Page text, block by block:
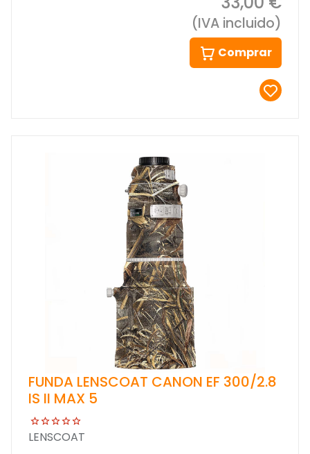
(IVA incluido)
Comprar
FUNDA LENSCOAT CANON EF 300/2.8
IS II MAX 5
LENSCOAT